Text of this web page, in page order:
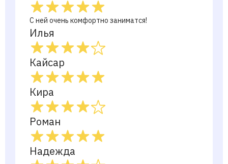
С ней очень комфортно заниматся!
Илья
Кайсар
Кира
Роман
Надежда